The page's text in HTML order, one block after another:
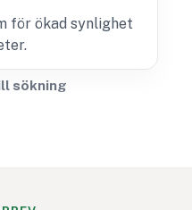
för ökad synlighet
sökning